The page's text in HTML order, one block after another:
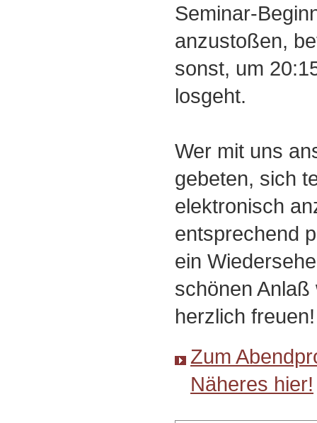
Seminar-
anzustoßen,
sonst, um
losgeht.
Wer mit uns
gebeten, sich
elektronisch
entsprechend
ein
schönen
herzlich freuen!
Zum
Näheres hier!